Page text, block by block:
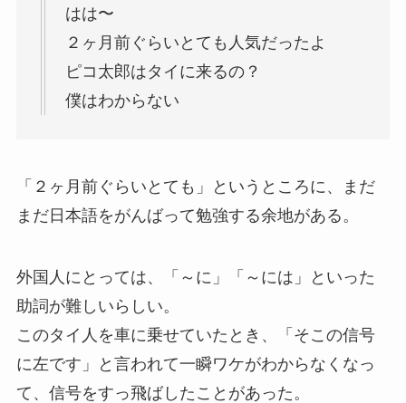
はは〜
２ヶ月前ぐらいとても人気だったよ
ピコ太郎はタイに来るの？
僕はわからない
「２ヶ月前ぐらいとても」というところに、まだ
まだ日本語をがんばって勉強する余地がある。
外国人にとっては、「～に」「～には」といった
助詞が難しいらしい。
このタイ人を車に乗せていたとき、「そこの信号
に左です」と言われて一瞬ワケがわからなくなっ
て、信号をすっ飛ばしたことがあった。